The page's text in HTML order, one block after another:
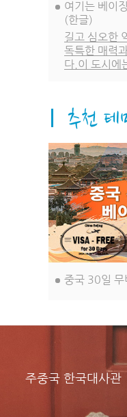
여기는 베이
(한글)
길고 심오한
독특한 매력
다.이 도시에
빛나는 도시
습니다. 이러
베이징을 더
어 줍니다.
중국 30일 무
주중국 한국대사관